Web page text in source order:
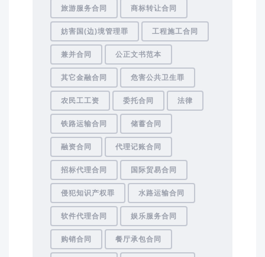
旅游服务合同 商标转让合同
妨害国(边)境管理罪 工程施工合同
兼并合同 公正文书范本
其它金融合同 危害公共卫生罪
农民工工资 委托合同 法律
铁路运输合同 储蓄合同
融资合同 代理记账合同
招标代理合同 国际贸易合同
侵犯知识产权罪 水路运输合同
软件代理合同 娱乐服务合同
购销合同 餐厅承包合同